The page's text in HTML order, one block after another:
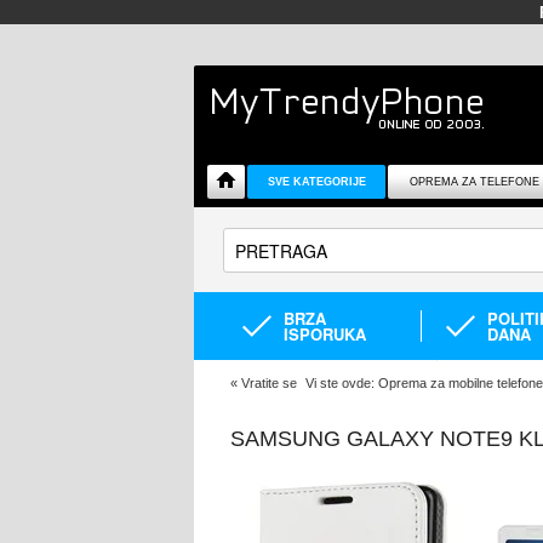
SVE KATEGORIJE OPREMA ZA TELEFONE
BRZA
ISPORUKA DANA
« Vratite se Vi ste ovde: Oprema za mobilne telefone
SAMSUNG GALAXY NOTE9